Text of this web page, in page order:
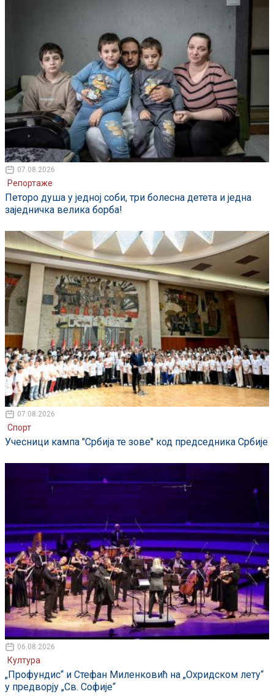
07.08.2026
Репортаже
Петоро душа у једној соби, три болесна детета и једна
заједничка велика борба!
07.08.2026
Спорт
Учесници кампа "Србија те зове" код председника Србије
06.08.2026
Култура
„Профундис“ и Стефан Миленковић на „Охридском лету“
у предворју „Св. Софије“